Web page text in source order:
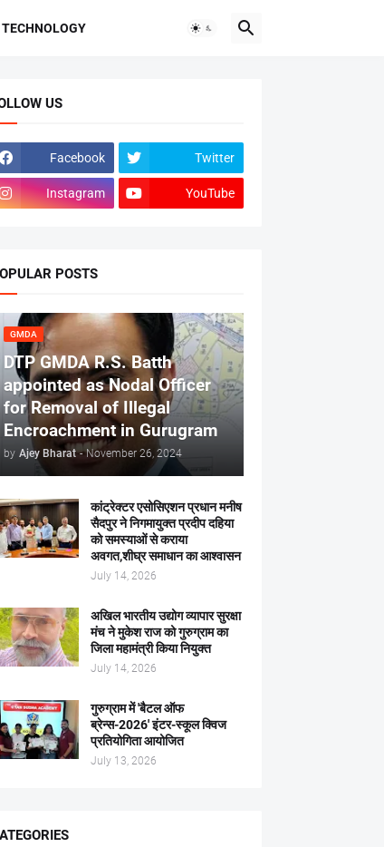
TECHNOLOGY
US
Facebook Twitter
Instagram YouTube
POSTS
GMDA
DTP GMDA R.S. Batth
appointed as Nodal Officer
for Removal of Illegal
Encroachment in Gurugram
by Ajey Bharat - November 26, 2024
कांट्रेक्टर एसोसिएशन प्रधान मनीष
सैदपुर ने निगमायुक्त प्रदीप दहिया
को समस्याओं से कराया
अवगत,शीघ्र समाधान का आश्वासन
July 14, 2026
अखिल भारतीय उद्योग व्यापार सुरक्षा
मंच ने मुकेश राज को गुरुग्राम का
जिला महामंत्री किया नियुक्त
July 14, 2026
गुरुग्राम में 'बैटल ऑफ
ब्रेन्स-2026' इंटर-स्कूल क्विज
प्रतियोगिता आयोजित
July 13, 2026